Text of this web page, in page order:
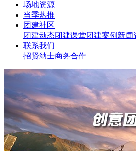
场地资源
当季热推
团建社区
团建动态团建课堂团建案例 新闻
联系我们
招贤纳士商务合作